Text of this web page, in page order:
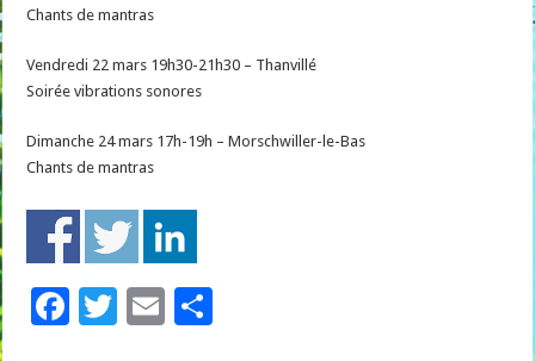
Chants de mantras
Vendredi 22 mars 19h30-21h30 – Thanvillé
Soirée vibrations sonores
Dimanche 24 mars 17h-19h – Morschwiller-le-Bas
Chants de mantras
F
T
E